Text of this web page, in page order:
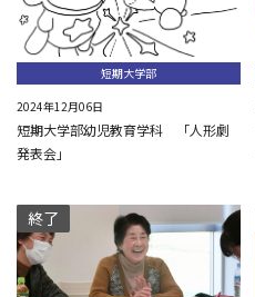
短期大学部
2024年12月06日
短期大学部幼児教育学科 「人形劇
発表会」
終了